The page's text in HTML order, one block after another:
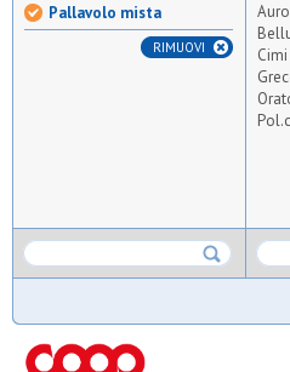
Pallavolo mista
RIMUOVI